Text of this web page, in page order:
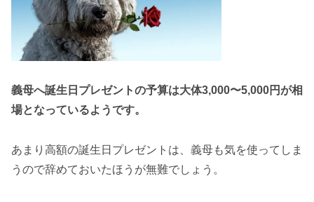
義母へ誕生日プレゼントの予算は大体3,000〜5,000円が相
場となっているようです。
あまり高額の誕生日プレゼントは、義母も気を使ってしま
うので辞めておいたほうが無難でしょう。